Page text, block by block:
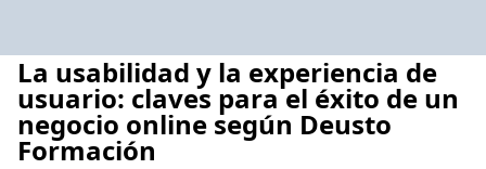
La usabilidad y la experiencia de
usuario: claves para el éxito de un
negocio online según Deusto
Formación